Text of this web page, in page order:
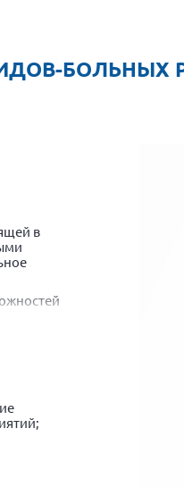
БОЛЬНЫХ
в